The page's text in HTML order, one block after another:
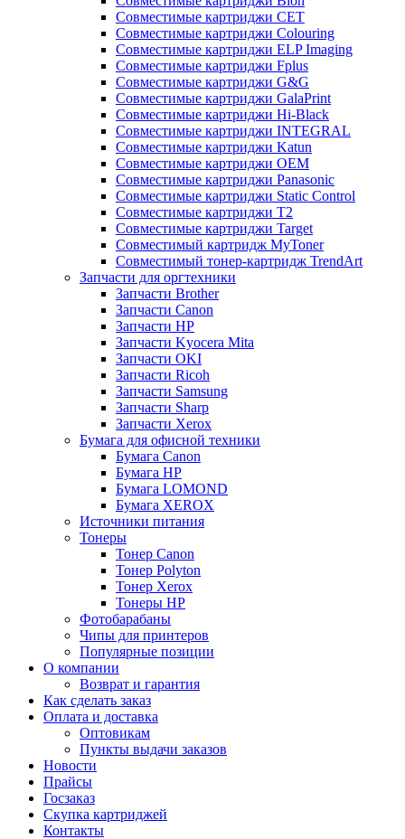
Совместимые картриджи CET
Совместимые картриджи Colouring
Совместимые картриджи ELP Imaging
Совместимые картриджи Fplus
Совместимые картриджи G&G
Совместимые картриджи GalaPrint
Совместимые картриджи Hi-Black
Совместимые картриджи INTEGRAL
Совместимые картриджи Katun
Совместимые картриджи OEM
Совместимые картриджи Panasonic
Совместимые картриджи Static Control
Совместимые картриджи T2
Совместимые картриджи Target
Совместимый картридж MyToner
Совместимый тонер-картридж TrendArt
Запчасти для оргтехники
Запчасти Brother
Запчасти Canon
Запчасти HP
Запчасти Kyocera Mita
Запчасти OKI
Запчасти Ricoh
Запчасти Samsung
Запчасти Sharp
Запчасти Xerox
Бумага для офисной техники
Бумага Canon
Бумага HP
Бумага LOMOND
Бумага XEROX
Источники питания
Тонеры
Тонер Canon
Тонер Polyton
Тонер Xerox
Тонеры HP
Фотобарабаны
Чипы для принтеров
Популярные позиции
О компании
Возврат и гарантия
Как сделать заказ
Оплата и доставка
Оптовикам
Пункты выдачи заказов
Новости
Прайсы
Госзаказ
Скупка картриджей
Контакты